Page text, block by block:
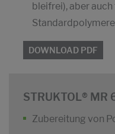
bleifrei), aber
Standardpolymere
DOWNLOAD PDF
STRUKTOL® MR
Zubereitung von